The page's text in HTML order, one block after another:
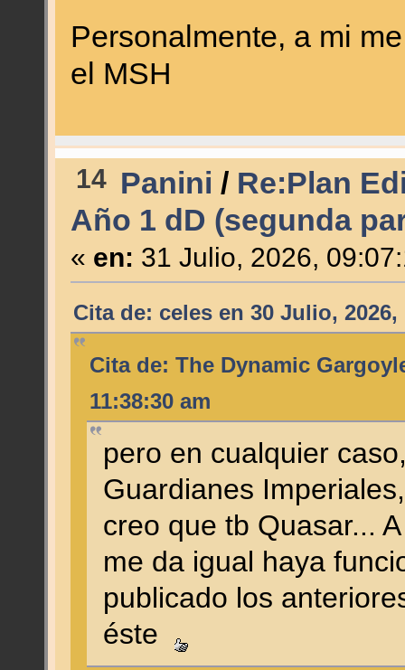
Personalmente, a mi
el MSH
14 Panini / Re:Plan
Año 1 dD (segunda
« en: 31 Julio, 2026,
Cita de: celes en 30 Julio, 2026,
Cita de: The Dynamic
11:38:30 am
pero en cualquier
Guardianes
creo que tb Quasar...
me da igual haya
publicado los
éste